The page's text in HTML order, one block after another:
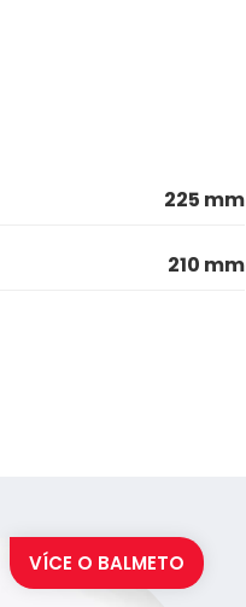
225 mm
210 mm
VÍCE O BALMETO